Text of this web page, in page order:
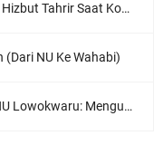
Saat Konferensi Pers
NU Ke Wahabi)
Ukhuwah Menyambut Muktamar NU ke-35